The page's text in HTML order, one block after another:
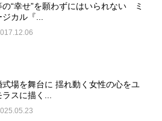
の“幸せ”を願わずにはいられない ミ
ジカル『...
式場を舞台に 揺れ動く女性の心をユ
スに描く...